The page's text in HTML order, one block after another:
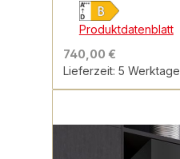
Produktdatenblatt
740,00 €
Lieferzeit: 5 Werktage